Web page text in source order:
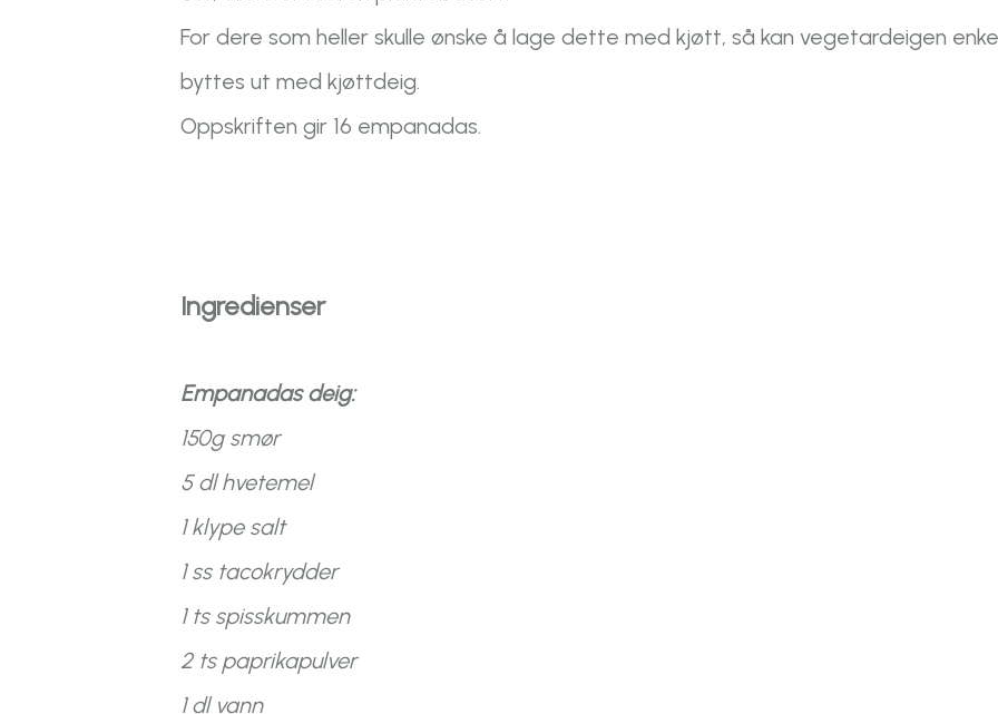
For dere som heller skulle ønske å lage dette med kjøtt, så kan vegetardeigen
byttes ut med kjøttdeig.
Oppskriften gir 16 empanadas.
Ingredienser
Empanadas deig:
150g smør
5 dl hvetemel
1 klype salt
1 ss tacokrydder
1 ts spisskummen
2 ts paprikapulver
1 dl vann